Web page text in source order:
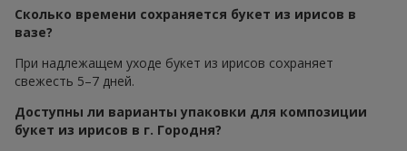
Сколько времени сохраняется букет из ирисов в
вазе?
При надлежащем уходе букет из ирисов сохраняет
свежесть 5–7 дней.
Доступны ли варианты упаковки для композиции
букет из ирисов в г. Городня?